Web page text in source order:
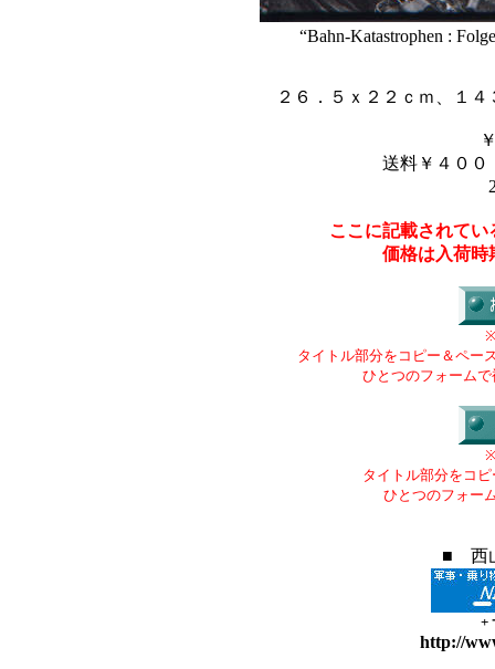
“Bahn-Katastrophen :
２６．５ｘ２２ｃｍ、１
送料￥４００
ここに記載されて
価格は入荷時
タイトル部分をコピー＆ペー
ひとつのフォーム
タイトル部分をコ
ひとつのフォー
■ 西
+
http://